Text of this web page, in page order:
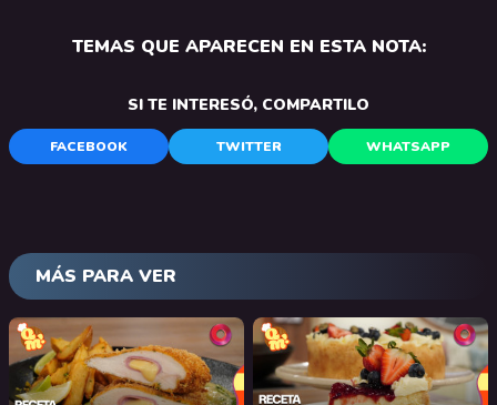
TEMAS QUE APARECEN EN ESTA NOTA:
SI TE INTERESÓ, COMPARTILO
FACEBOOK TWITTER WHATSAPP
MÁS PARA VER